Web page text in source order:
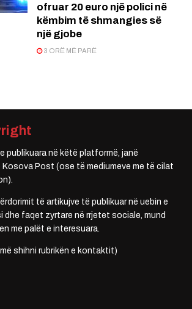
ofruar 20 euro një polici në
këmbim të shmangies së
një gjobe
3 ORË MË PARË
publikuara në këtë platformë, janë
Kosova Post (ose të mediumeve me të cilat
të artikujve të publikuar në uebin e
dhe faqet zyrtare në rrjetet sociale, mund
me palët e interesuara.
shihni rubrikën e kontaktit)